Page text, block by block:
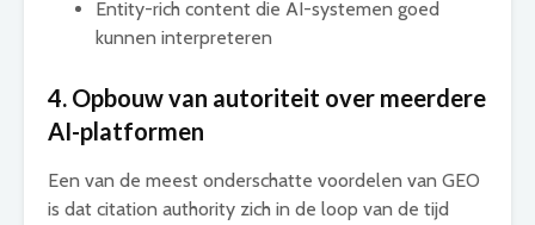
Entity-rich content die AI-systemen goed
kunnen interpreteren
4. Opbouw van autoriteit over meerdere
AI-platformen
Een van de meest onderschatte voordelen van GEO
is dat citation authority zich in de loop van de tijd